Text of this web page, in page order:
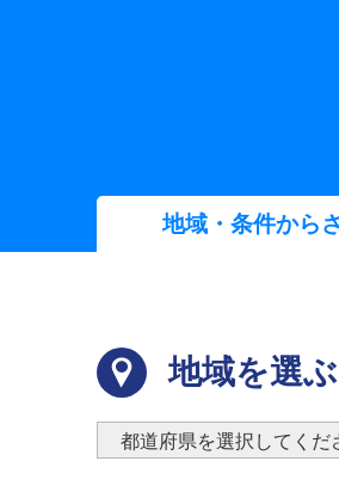
地域・条件から
地域を選ぶ